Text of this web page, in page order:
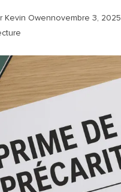
Kevin Owennovembre 3, 2025